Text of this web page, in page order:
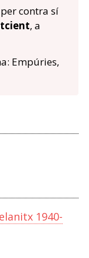
contra sí
, a
Empúries,
1940-